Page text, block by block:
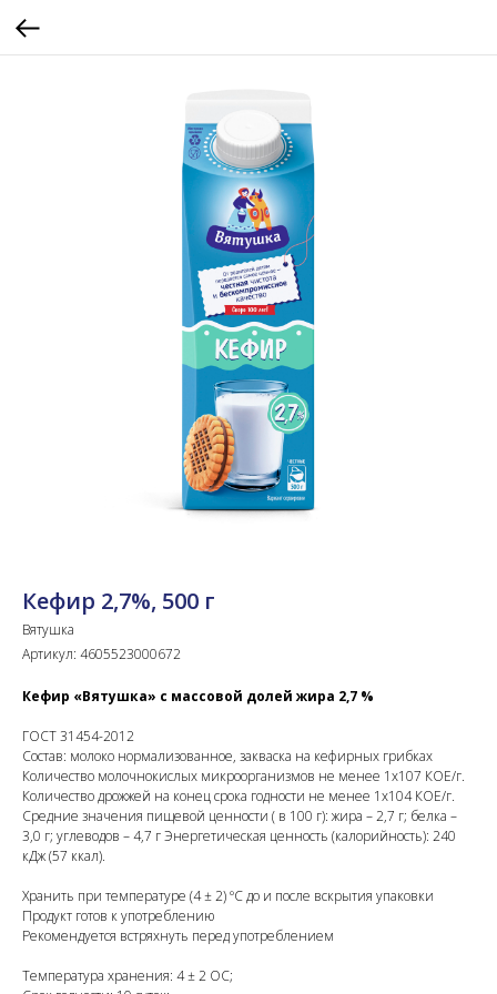
Кефир 2,7%, 500 г
Вятушка
Артикул: 4605523000672
Кефир «Вятушка» с массовой долей жира 2,7 %
ГОСТ 31454-2012
Состав: молоко нормализованное, закваска на кефирных грибках
Количество молочнокислых микроорганизмов не менее 1х107 КОЕ/г.
Количество дрожжей на конец срока годности не менее 1х104 КОЕ/г.
Средние значения пищевой ценности ( в 100 г): жира – 2,7 г; белка –
3,0 г; углеводов – 4,7 г Энергетическая ценность (калорийность): 240
кДж (57 ккал).
Хранить при температуре (4 ± 2) ºС до и после вскрытия упаковки
Продукт готов к употреблению
Рекомендуется встряхнуть перед употреблением
Температура хранения: 4 ± 2 ОС;